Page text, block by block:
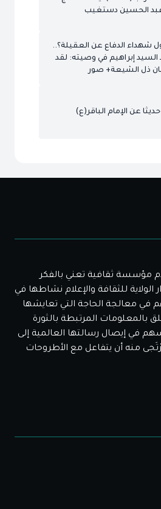
الحسين دستغيب
شهداء الدفاع عن العقيلة؟..
السيد إبراهيم في وصيته: لقد
ذل الشيعة+ صور
عن الإمام الباقر(ع)
مؤسسة ثقافية تعني بالفكر
الولاية للثقافة والإعلام نشاطها في
لتساهم في معالجة الحاجة التي تعايشها
بالمعلومات المرتبطة بالثورة
في إيصال رسالتها العالمية إلى
منه أن يتفاعل مع الأطروحات